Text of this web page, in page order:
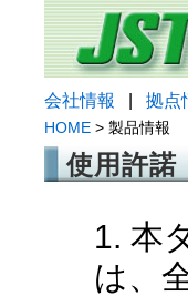
会社情報 拠点
HOME > 製品情報
使用許諾
1. 本
は、